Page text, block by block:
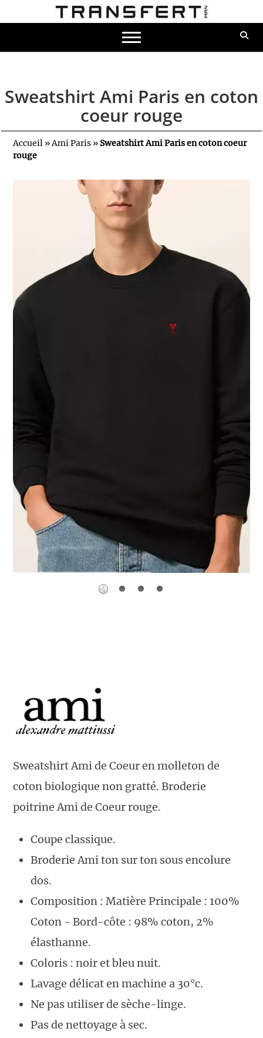
Sweatshirt Ami Paris en coton
coeur rouge
Accueil »Ami Paris »Sweatshirt Ami Paris en coton coeur
rouge
Sweatshirt Ami de Coeur en molleton de
coton biologique non gratté. Broderie
poitrine Ami de Coeur rouge.
Coupe classique.
Broderie Ami ton sur ton sous encolure
dos.
Composition : Matière Principale : 100%
Coton - Bord-côte : 98% coton, 2%
élasthanne.
Coloris : noir et bleu nuit.
Lavage délicat en machine a 30°c.
Ne pas utiliser de sèche-linge.
Pas de nettoyage à sec.